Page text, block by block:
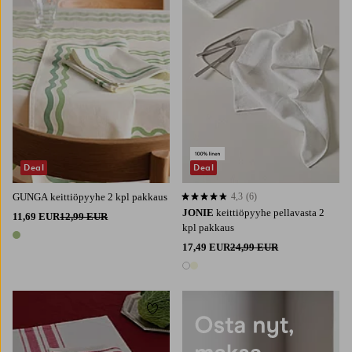
GUNGA keittiöpyyhe 2 kpl pakkaus
11,69 EUR12,99 EUR
1 väri
Deal
JONIE keittiöpyyhe pellavasta 2
kpl pakkaus
17,49 EUR24,99 EUR
2 värejä
4,3 perustuen 6 arvosanaan
4,3 (6)
Deal
Lisää suosikkeihin